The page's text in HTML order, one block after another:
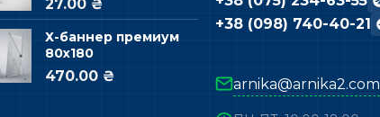
27.00 ₴
Х-баннер премиум
80х180
470.00 ₴
+38 (098) 740-40-21
arnika@arnika2.com